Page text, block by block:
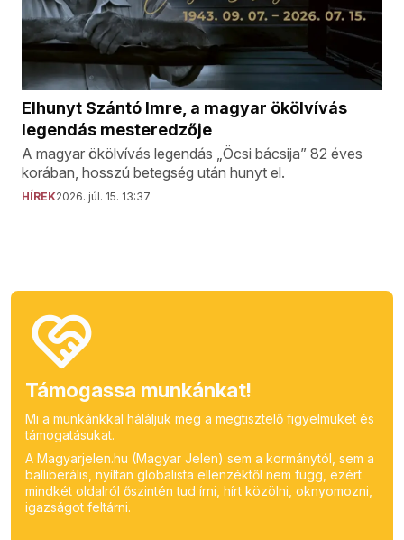
Elhunyt Szántó Imre, a magyar ökölvívás
legendás mesteredzője
A magyar ökölvívás legendás „Öcsi bácsija” 82 éves
korában, hosszú betegség után hunyt el.
HÍREK2026. júl. 15. 13:37
Támogassa munkánkat!
Mi a munkánkkal háláljuk meg a megtisztelő figyelmüket és
támogatásukat.
A Magyarjelen.hu (Magyar Jelen) sem a kormánytól, sem a
balliberális, nyíltan globalista ellenzéktől nem függ, ezért
mindkét oldalról őszintén tud írni, hírt közölni, oknyomozni,
igazságot feltárni.